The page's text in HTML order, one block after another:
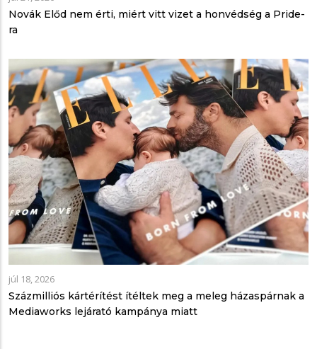
Novák Előd nem érti, miért vitt vizet a honvédség a Pride-
ra
júl 18, 2026
Százmilliós kártérítést ítéltek meg a meleg házaspárnak a
Mediaworks lejárató kampánya miatt